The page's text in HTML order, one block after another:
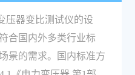
？
压器变比测试仪的设
合国内外多类行业标
景的需求。国内标准方